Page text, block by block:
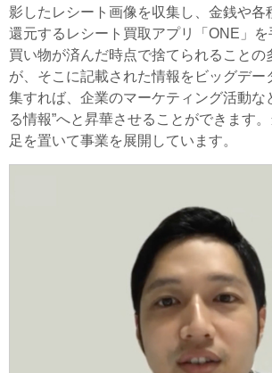
影したレシート画像を収集し、金銭や各
還元するレシート買取アプリ「ONE」を
買い物が済んだ時点で捨てられることの
が、そこに記載された情報をビッグデー
集すれば、企業のマーケティング活動な
る情報”へと昇華させることができます
足を置いて事業を展開しています。